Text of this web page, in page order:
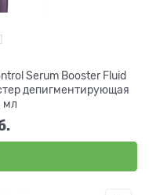
Serum Booster Fluid
депигментирующая
мл